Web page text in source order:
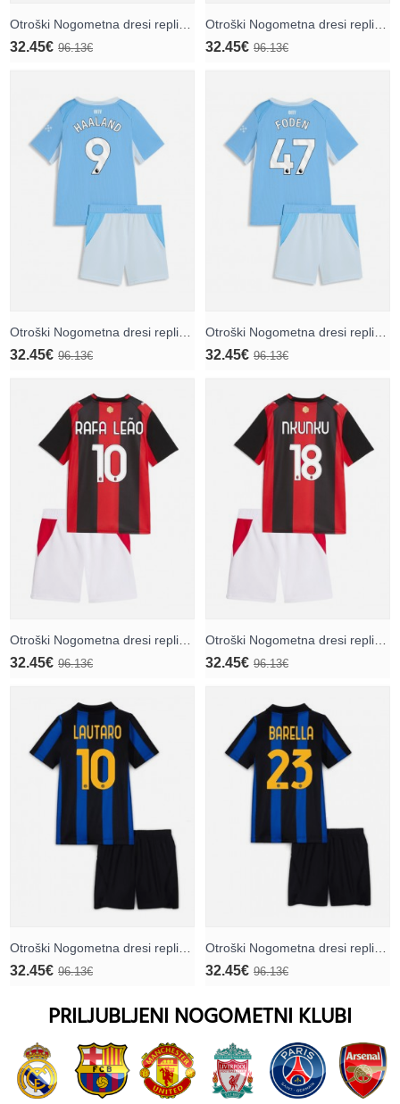
32.45€ 96.13€ 32.45€ 96.13€
32.45€ 96.13€ 32.45€ 96.13€
32.45€ 96.13€ 32.45€ 96.13€
32.45€ 96.13€ 32.45€ 96.13€
PRILJUBLJENI NOGOMETNI KLUBI